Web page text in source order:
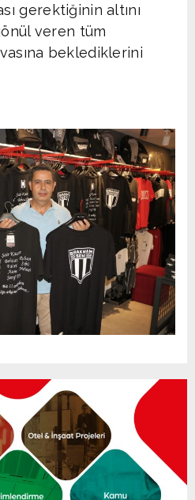
gerektiğinin altını
veren tüm
beklediklerini